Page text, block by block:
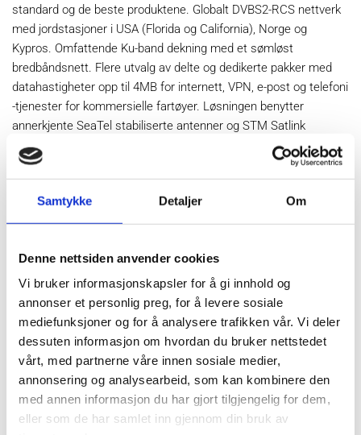
Samtykke Detaljer Om
Denne nettsiden anvender cookies
Vi bruker informasjonskapsler for å gi innhold og
annonser et personlig preg, for å levere sosiale
mediefunksjoner og for å analysere trafikken vår. Vi deler
dessuten informasjon om hvordan du bruker nettstedet
vårt, med partnerne våre innen sosiale medier,
annonsering og analysearbeid, som kan kombinere den
med annen informasjon du har gjort tilgjengelig for dem,
eller som de har samlet inn gjennom din bruk av
standard og de beste produktene. Globalt DVBS2-RCS nettverk
med jordstasjoner i USA (Florida og California), Norge og
Kypros. Omfattende Ku-band dekning med et sømløst
bredbåndsnett. Flere utvalg av delte og dedikerte pakker med
datahastigheter opp til 4MB for internett, VPN, e-post og telefoni
-tjenester for kommersielle fartøyer. Løsningen benytter
annerkjente SeaTel stabiliserte antenner og STM Satlink
platformen for high-end ytelser.
Ku-bånd dekning
"Alltid-på" bredbåndstilkobling
Lave delingsrater (10:1)
Auto Beam Switching
DVBS2-RCS nettverk